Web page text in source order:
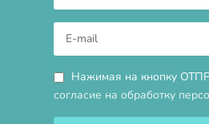
Нажимая на кнопку
согласие на обработку